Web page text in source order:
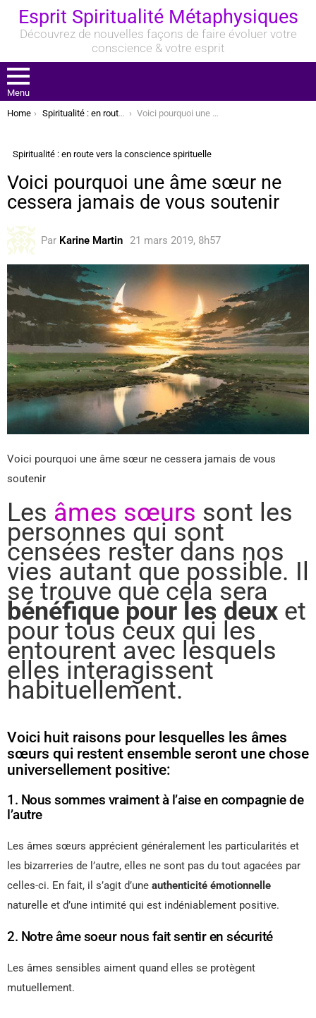
Esprit Spiritualité Métaphysiques
Découvrez de nouvelles façons de faire évoluer votre
conscience & votre esprit
Menu
You are here:
Home Spiritualité : en route vers la conscience spirituelle Voici pourquoi une âme sœur ne cessera jamais de vous soutenir
Spiritualité : en route vers la conscience spirituelle
Voici pourquoi une âme sœur ne
cessera jamais de vous soutenir
Par Karine Martin 21 mars 2019, 8h57
Voici pourquoi une âme sœur ne cessera jamais de vous
soutenir
Les âmes sœurs sont les
personnes qui sont
censées rester dans nos
vies autant que possible. Il
se trouve que cela sera
bénéfique pour les deux et
pour tous ceux qui les
entourent avec lesquels
elles interagissent
habituellement.
Voici huit raisons pour lesquelles les âmes
sœurs qui restent ensemble seront une chose
universellement positive:
1. Nous sommes vraiment à l’aise en compagnie de
l’autre
Les âmes sœurs apprécient généralement les particularités et
les bizarreries de l’autre, elles ne sont pas du tout agacées par
celles-ci. En fait, il s’agit d’une authenticité émotionnelle
naturelle et d’une intimité qui est indéniablement positive.
2. Notre âme soeur nous fait sentir en sécurité
Les âmes sensibles aiment quand elles se protègent
mutuellement.